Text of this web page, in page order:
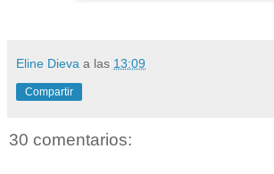
Eline Dieva a las 13:09
Compartir
30 comentarios: